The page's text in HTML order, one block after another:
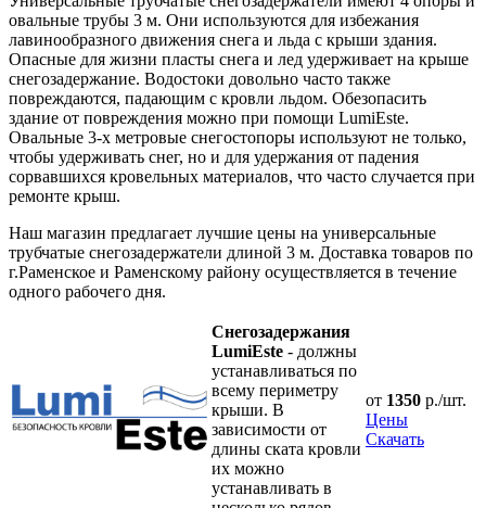
овальные трубы 3 м. Они используются для избежания
лавинообразного движения снега и льда с крыши здания.
Опасные для жизни пласты снега и лед удерживает на крыше
снегозадержание. Водостоки довольно часто также
повреждаются, падающим с кровли льдом. Обезопасить
здание от повреждения можно при помощи LumiEste.
Овальные 3-х метровые снегостопоры используют не только,
чтобы удерживать снег, но и для удержания от падения
сорвавшихся кровельных материалов, что часто случается при
ремонте крыш.
Наш магазин предлагает лучшие цены на универсальные
трубчатые снегозадержатели длиной 3 м. Доставка товаров по
г.Раменское и Раменскому району осуществляется в течение
одного рабочего дня.
Снегозадержания
LumiEste - должны
устанавливаться по
всему периметру
крыши. В
зависимости от
длины ската кровли
их можно
устанавливать в
от 1350 р./шт.
Цены
Скачать